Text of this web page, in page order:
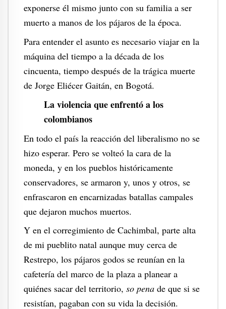
exponerse él mismo junto con su familia a ser
muerto a manos de los pájaros de la época.
Para entender el asunto es necesario viajar en la
máquina del tiempo a la década de los
cincuenta, tiempo después de la trágica muerte
de Jorge Eliécer Gaitán, en Bogotá.
La violencia que enfrentó a los
colombianos
En todo el país la reacción del liberalismo no se
hizo esperar. Pero se volteó la cara de la
moneda, y en los pueblos históricamente
conservadores, se armaron y, unos y otros, se
enfrascaron en encarnizadas batallas campales
que dejaron muchos muertos.
Y en el corregimiento de Cachimbal, parte alta
de mi pueblito natal aunque muy cerca de
Restrepo, los pájaros godos se reunían en la
cafetería del marco de la plaza a planear a
quiénes sacar del territorio, so pena de que si se
resistían, pagaban con su vida la decisión.